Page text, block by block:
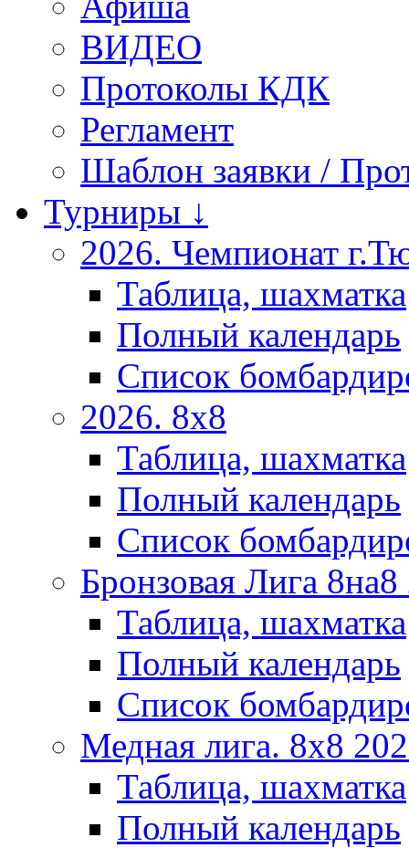
ВИДЕО
Протоколы КДК
Регламент
Шаблон заявки /
Турниры ↓
2026. Чемпионат
Таблица, шахматка
Полный календарь
Список
2026. 8х8
Таблица, шахматка
Полный календарь
Список
Бронзовая Лига
Таблица, шахматка
Полный календарь
Список
Медная лига. 8x8
Таблица, шахматка
Полный календарь